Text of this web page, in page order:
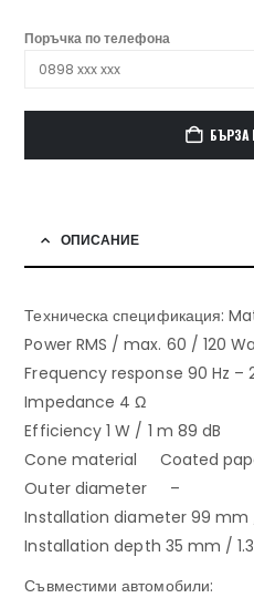
Поръчка по телефона
БЪРЗА
ОПИСАНИЕ
Техническа спецификация:
Power RMS / max. 60 / 120
Frequency response 90 Hz –
Impedance 4 Ω
Efficiency 1 W / 1 m 89 dB
Cone material Coated
Outer diameter –
Installation diameter 99 mm
Installation depth 35 mm /
Съвместими автомобили: